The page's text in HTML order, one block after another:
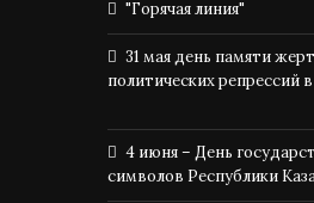
"Горячая линия"
31 мая день памяти
политических репрессий
4 июня – День
символов Республики